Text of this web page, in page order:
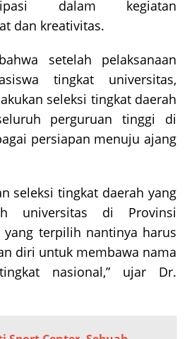
dalam kegiatan
dan kreativitas.
setelah pelaksanaan
tingkat universitas,
seleksi tingkat daerah
perguruan tinggi di
persiapan menuju ajang
seleksi tingkat daerah yang
universitas di Provinsi
yang terpilih nantinya harus
diri untuk membawa nama
nasional,” ujar Dr.